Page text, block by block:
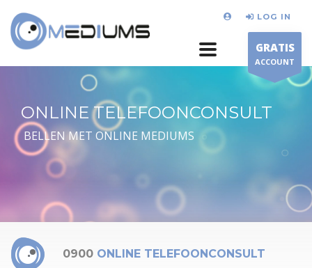
LOG IN
GRATIS
ACCOUNT
ONLINE TELEFOONCONSULT
BELLEN MET ONLINE MEDIUMS
0900 ONLINE TELEFOONCONSULT